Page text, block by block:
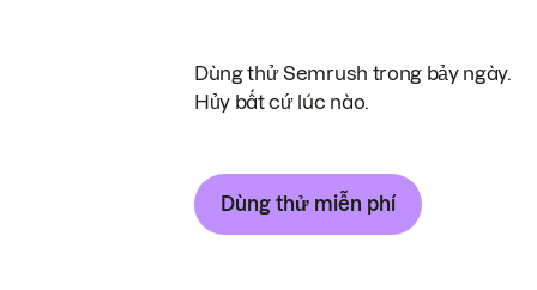
Dùng thử Semrush trong bảy ngày.
Hủy bất cứ lúc nào.
Dùng thử miễn phí